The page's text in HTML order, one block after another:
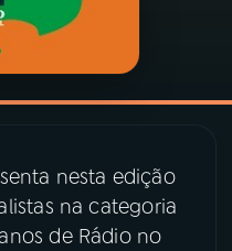
nesta edição
na categoria
de Rádio no